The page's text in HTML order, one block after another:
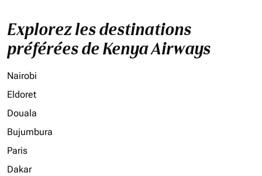
Explorez les destinations
préférées de Kenya Airways
Nairobi
Eldoret
Douala
Bujumbura
Paris
Dakar